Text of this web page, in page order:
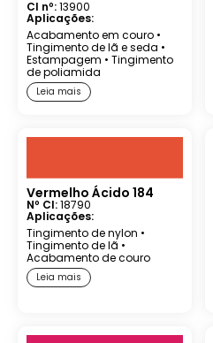
CI nº:13900
Aplicações:
Acabamento em couro •
Tingimento de lã e seda •
Estampagem • Tingimento
de poliamida
Leia mais
Vermelho Ácido 184
Nº CI:18790
Aplicações:
Tingimento de nylon •
Tingimento de lã •
Acabamento de couro
Leia mais